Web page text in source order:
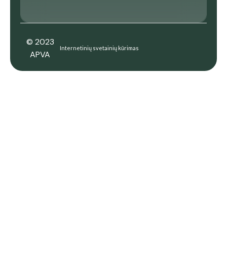
© 2023
APVA
Internetinių svetainių kūrimas